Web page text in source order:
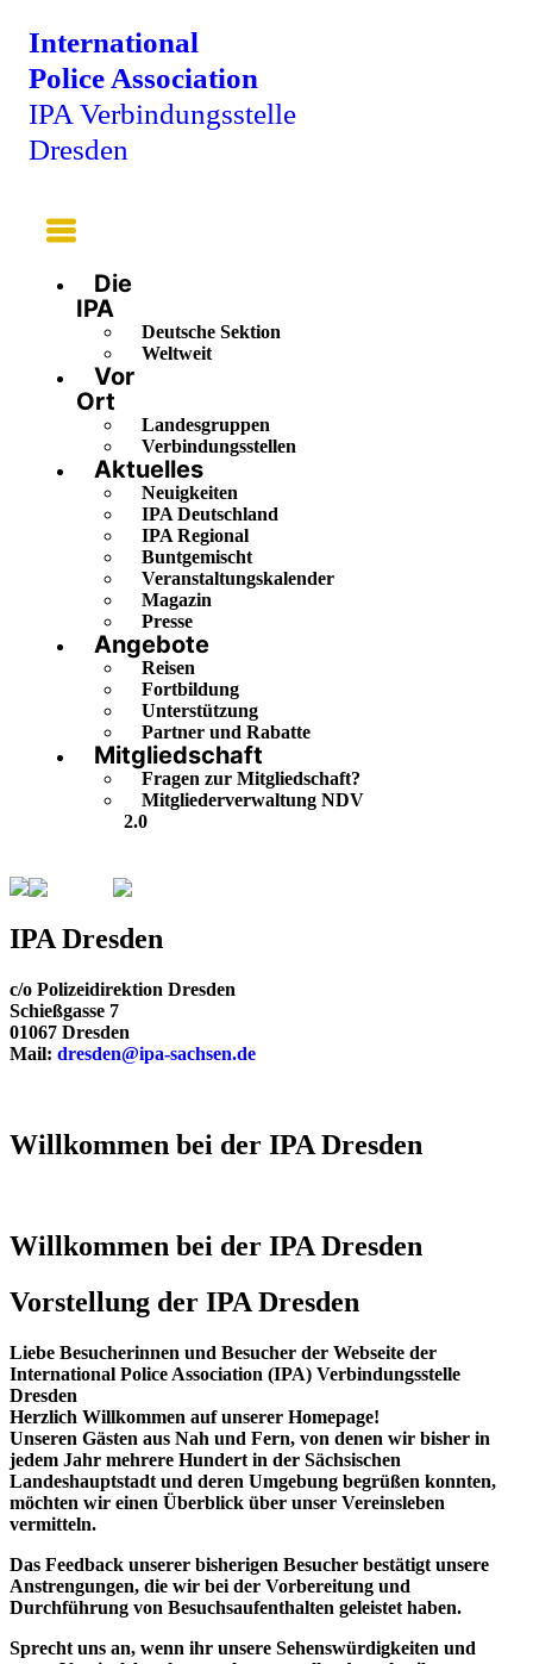
International
Police Association
IPA Verbindungsstelle
Dresden
Main
Menu
Die
IPA
Deutsche Sektion
Weltweit
Vor
Ort
Landesgruppen
Verbindungsstellen
Aktuelles
Neuigkeiten
IPA Deutschland
IPA Regional
Buntgemischt
Veranstaltungskalender
Magazin
Presse
Angebote
Reisen
Fortbildung
Unterstützung
Partner und Rabatte
Mitgliedschaft
Fragen zur Mitgliedschaft?
Mitgliederverwaltung NDV
2.0
IPA Dresden
c/o Polizeidirektion Dresden
Schießgasse 7
01067 Dresden
Mail: dresden@ipa-sachsen.de
Willkommen bei der IPA Dresden
Willkommen bei der IPA Dresden
Vorstellung der IPA Dresden
Liebe Besucherinnen und Besucher der Webseite der
International Police Association (IPA) Verbindungsstelle
Dresden
Herzlich Willkommen auf unserer Homepage!
Unseren Gästen aus Nah und Fern, von denen wir bisher in
jedem Jahr mehrere Hundert in der Sächsischen
Landeshauptstadt und deren Umgebung begrüßen konnten,
möchten wir einen Überblick über unser Vereinsleben
vermitteln.
Das Feedback unserer bisherigen Besucher bestätigt unsere
Anstrengungen, die wir bei der Vorbereitung und
Durchführung von Besuchsaufenthalten geleistet haben.
Sprecht uns an, wenn ihr unsere Sehenswürdigkeiten und